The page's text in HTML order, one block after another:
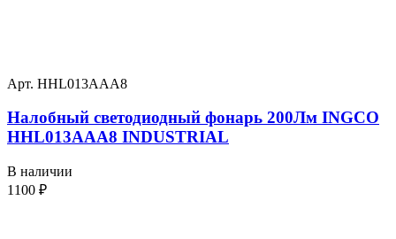
Арт. HHL013AAA8
Налобный светодиодный фонарь 200Лм INGCO
HHL013AAA8 INDUSTRIAL
В наличии
1100 ₽